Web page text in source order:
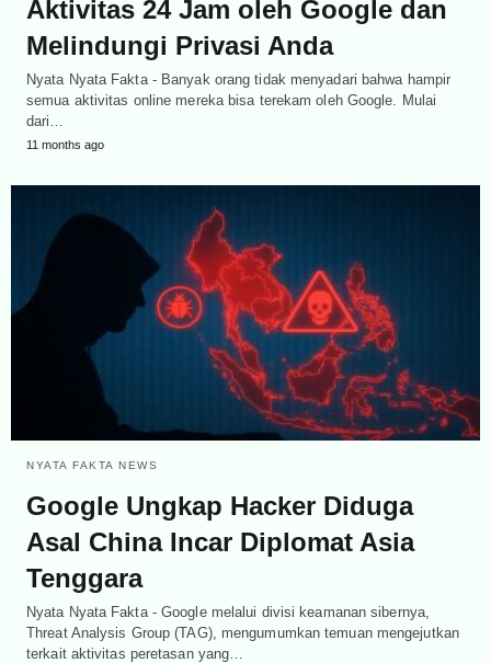
Aktivitas 24 Jam oleh Google dan
Melindungi Privasi Anda
Nyata Nyata Fakta - Banyak orang tidak menyadari bahwa hampir
semua aktivitas online mereka bisa terekam oleh Google. Mulai
dari…
11 months ago
NYATA FAKTA NEWS
Google Ungkap Hacker Diduga
Asal China Incar Diplomat Asia
Tenggara
Nyata Nyata Fakta - Google melalui divisi keamanan sibernya,
Threat Analysis Group (TAG), mengumumkan temuan mengejutkan
terkait aktivitas peretasan yang…